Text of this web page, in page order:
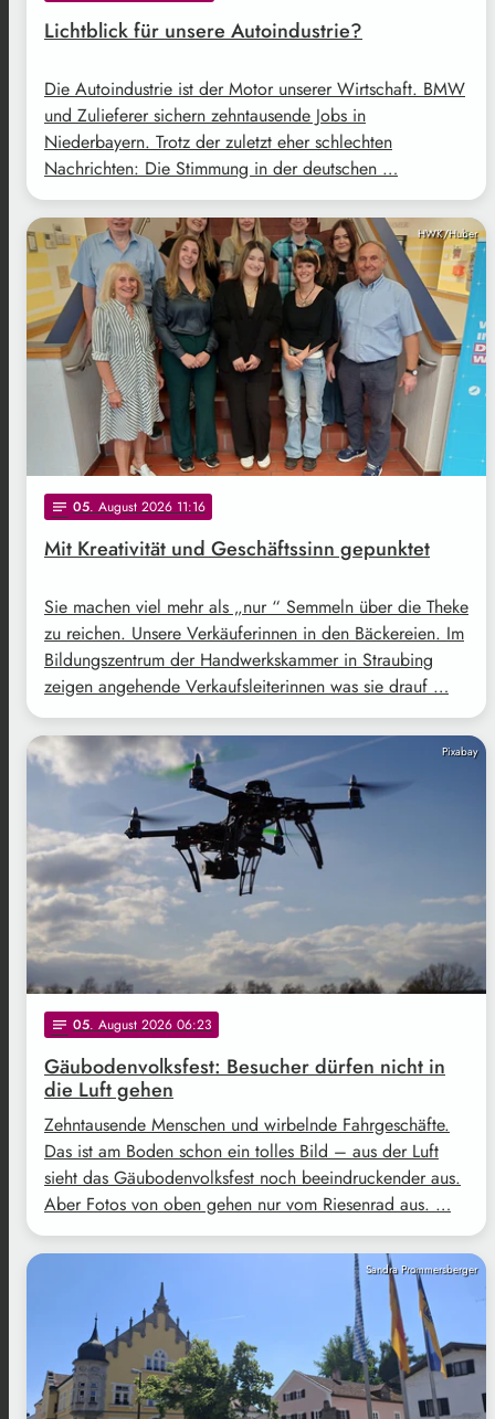
Lichtblick für unsere Autoindustrie?
Die Autoindustrie ist der Motor unserer Wirtschaft. BMW
und Zulieferer sichern zehntausende Jobs in
Niederbayern. Trotz der zuletzt eher schlechten
Nachrichten: Die Stimmung in der deutschen …
HWK/Huber
notes 05. August 2026 11:16
Mit Kreativität und Geschäftssinn gepunktet
Sie machen viel mehr als „nur “ Semmeln über die Theke
zu reichen. Unsere Verkäuferinnen in den Bäckereien. Im
Bildungszentrum der Handwerkskammer in Straubing
zeigen angehende Verkaufsleiterinnen was sie drauf …
Pixabay
notes 05. August 2026 06:23
Gäubodenvolksfest: Besucher dürfen nicht in
die Luft gehen
Zehntausende Menschen und wirbelnde Fahrgeschäfte.
Das ist am Boden schon ein tolles Bild – aus der Luft
sieht das Gäubodenvolksfest noch beeindruckender aus.
Aber Fotos von oben gehen nur vom Riesenrad aus. …
Sandra Prommersberger